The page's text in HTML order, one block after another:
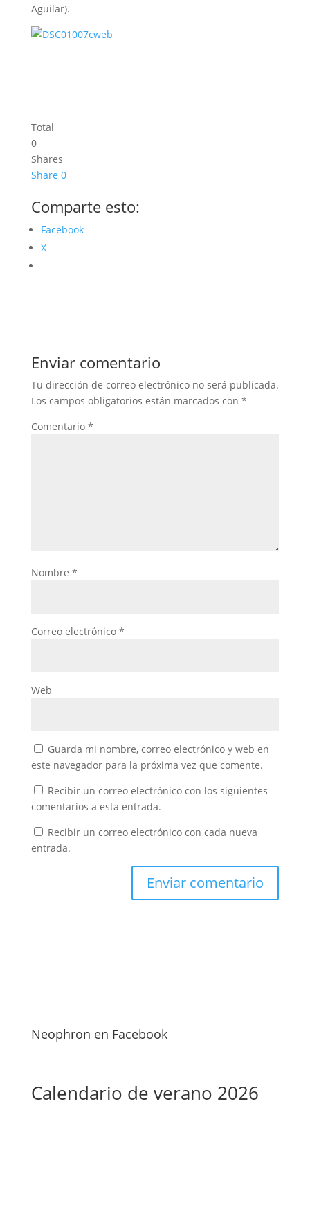
Aguilar).
Total
0
Shares
Share 0
Comparte esto:
Facebook
X
Enviar comentario
Tu dirección de correo electrónico no será publicada.
Los campos obligatorios están marcados con *
Comentario *
Nombre *
Correo electrónico *
Web
Guarda mi nombre, correo electrónico y web en
este navegador para la próxima vez que comente.
Recibir un correo electrónico con los siguientes
comentarios a esta entrada.
Recibir un correo electrónico con cada nueva
entrada.
Neophron en Facebook
Calendario de verano 2026